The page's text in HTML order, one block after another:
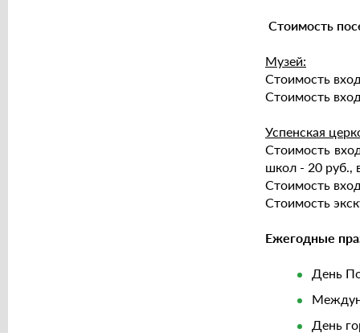
Стоимость
Музей:
Стоимость
Стоимость
Успенская
Стоимость
школ - 20 руб.,
Стоимость
Стоимость
Ежегодные
День
День